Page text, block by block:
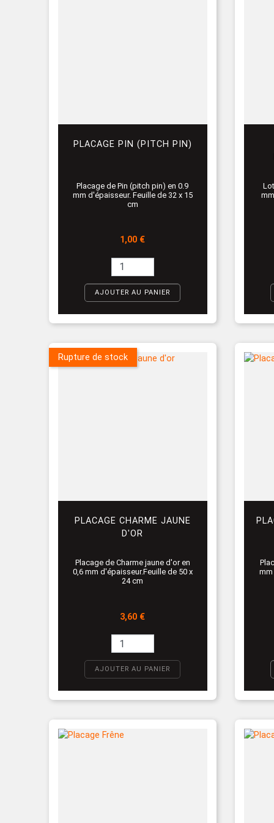
PLACAGE PIN (PITCH PIN)
Placage de Pin (pitch pin) en 0.9
mm d'épaisseur. Feuille de 32 x 15
cm
Prix
1,00 €
AJOUTER AU PANIER
PLACAGE CHARME JAUNE
D'OR
Placage de Charme jaune d'or en
0,6 mm d'épaisseur.Feuille de 50 x
24 cm
Prix
3,60 €
AJOUTER AU PANIER
Rupture de stock
mm